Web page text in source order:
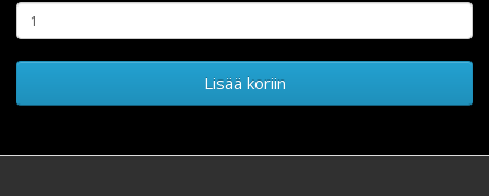
Lisää koriin